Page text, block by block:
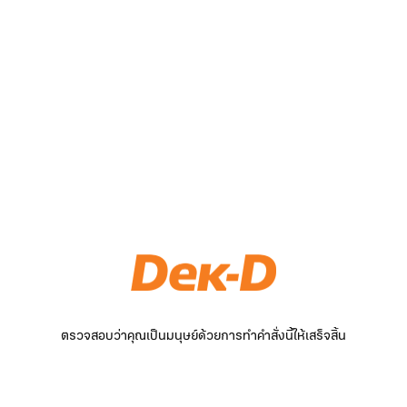
ตรวจสอบว่าคุณเป็นมนุษย์ด้วยการทำคำสั่งนี้ให้เสร็จสิ้น